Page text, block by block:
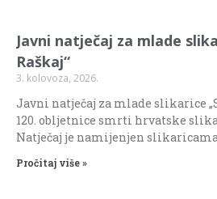
Javni natječaj za mlade
Raškaj“
3. kolovoza, 2026.
Javni natječaj za mlade slikarice
120. obljetnice smrti hrvatske
Natječaj je namijenjen slikaricama
Pročitaj više »